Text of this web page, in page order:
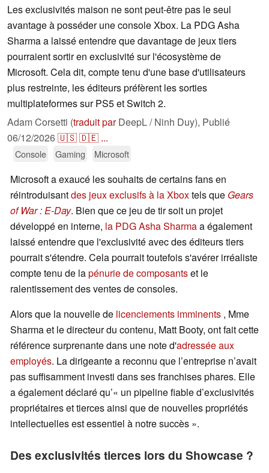
Les exclusivités maison ne sont peut-être pas le seul
avantage à posséder une console Xbox. La PDG Asha
Sharma a laissé entendre que davantage de jeux tiers
pourraient sortir en exclusivité sur l'écosystème de
Microsoft. Cela dit, compte tenu d'une base d'utilisateurs
plus restreinte, les éditeurs préfèrent les sorties
multiplateformes sur PS5 et Switch 2.
Adam Corsetti (traduit parDeepL / Ninh Duy), Publié
06/12/2026🇺🇸🇩🇪 ...
Console Gaming Microsoft
Microsoft a exaucé les souhaits de certains fans en
réintroduisantdes jeux exclusifs à la Xboxtels que Gears
of War : E-Day. Bien que ce jeu de tir soit un projet
développé en interne, la PDG Asha Sharmaa également
laissé entendre que l'exclusivité avec des éditeurs tiers
pourrait s'étendre. Cela pourrait toutefois s'avérer irréaliste
compte tenu de lapénurie de composantset le
ralentissement des ventes de consoles.
Alors que la nouvelle de licenciements imminents , Mme
Sharma et le directeur du contenu, Matt Booty, ont fait cette
référence surprenante dans une note d'adressée aux
employés. La dirigeante a reconnu que l’entreprise n’avait
pas suffisamment investi dans ses franchises phares. Elle
a également déclaré qu’« un pipeline fiable d’exclusivités
propriétaires et tierces ainsi que de nouvelles propriétés
intellectuelles est essentiel à notre succès ».
Des exclusivités tierces lors du Showcase ?